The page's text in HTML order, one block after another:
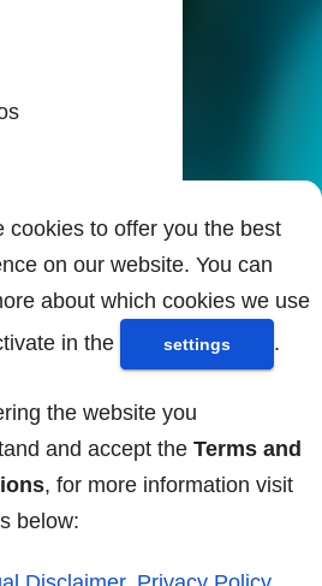
cookies to offer you the best
on our website. You can
about which cookies we use
in the
settings .
the website you
and accept the Terms and
, for more information visit
below: